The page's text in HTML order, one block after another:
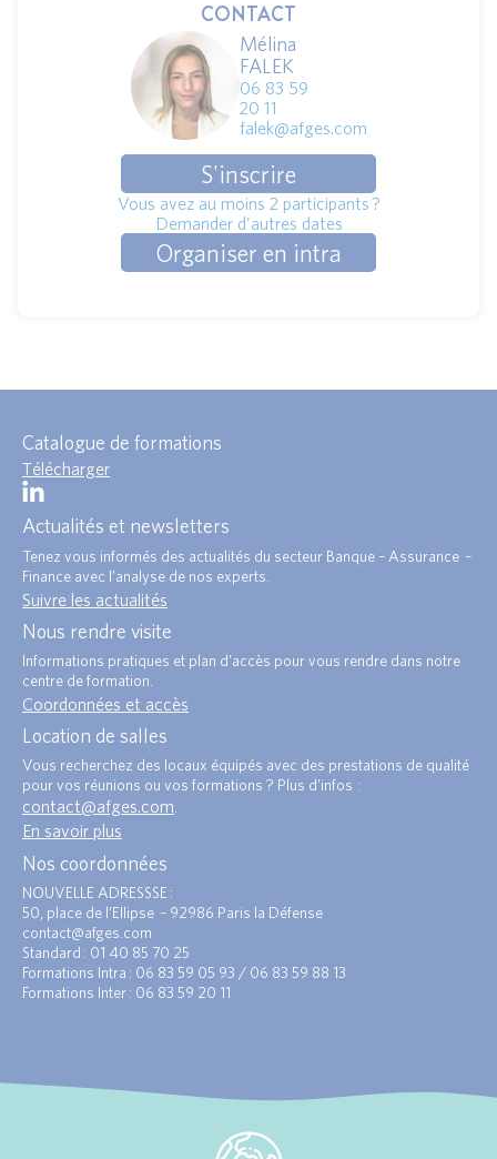
CONTACT
Mélina
FALEK
06 83 59
20 11
falek@afges.com
S'inscrire
Vous avez au moins 2 participants ?
Demander d'autres dates
Organiser en intra
Catalogue de formations
Télécharger
Actualités et newsletters
Tenez vous informés des actualités du secteur Banque – Assurance –
Finance avec l’analyse de nos experts.
Suivre les actualités
Nous rendre visite
Informations pratiques et plan d’accès pour vous rendre dans notre
centre de formation.
Coordonnées et accès
Location de salles
Vous recherchez des locaux équipés avec des prestations de qualité
pour vos réunions ou vos formations ? Plus d’infos :
contact@afges.com.
En savoir plus
Nos coordonnées
NOUVELLE ADRESSSE :
50, place de l’Ellipse – 92986 Paris la Défense
contact@afges.com
Standard : 01 40 85 70 25
Formations Intra : 06 83 59 05 93 / 06 83 59 88 13
Formations Inter : 06 83 59 20 11